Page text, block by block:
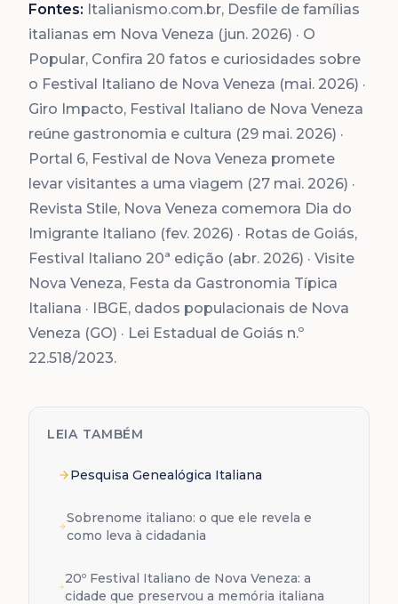
Fontes: Italianismo.com.br, Desfile de famílias
italianas em Nova Veneza (jun. 2026) · O
Popular, Confira 20 fatos e curiosidades sobre
o Festival Italiano de Nova Veneza (mai. 2026) ·
Giro Impacto, Festival Italiano de Nova Veneza
reúne gastronomia e cultura (29 mai. 2026) ·
Portal 6, Festival de Nova Veneza promete
levar visitantes a uma viagem (27 mai. 2026) ·
Revista Stile, Nova Veneza comemora Dia do
Imigrante Italiano (fev. 2026) · Rotas de Goiás,
Festival Italiano 20ª edição (abr. 2026) · Visite
Nova Veneza, Festa da Gastronomia Típica
Italiana · IBGE, dados populacionais de Nova
Veneza (GO) · Lei Estadual de Goiás n.º
22.518/2023.
LEIA TAMBÉM
Pesquisa Genealógica Italiana
Sobrenome italiano: o que ele revela e
como leva à cidadania
20º Festival Italiano de Nova Veneza: a
cidade que preservou a memória italiana